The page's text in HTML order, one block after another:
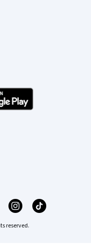
reserved.